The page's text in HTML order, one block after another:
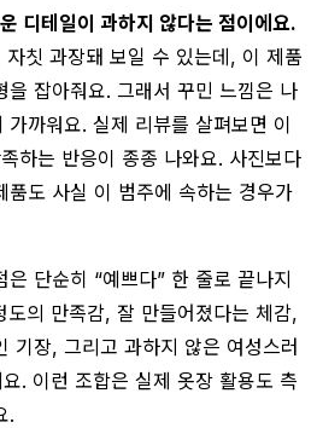
디테일이 과하지 않다는 점이에요.
자칫 과장돼 보일 수 있는데, 이 제품
을 잡아줘요. 그래서 꾸민 느낌은 나
까워요. 실제 리뷰를 살펴보면 이
하는 반응이 종종 나와요. 사진보다
품도 사실 이 범주에 속하는 경우가
단순히 “예쁘다” 한 줄로 끝나지
도의 만족감, 잘 만들어졌다는 체감,
기장, 그리고 과하지 않은 여성스러
. 이런 조합은 실제 옷장 활용도 측
.